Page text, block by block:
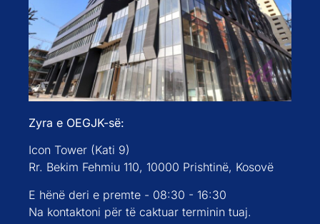
Zyra e OEGJK-së:
Icon Tower (Kati 9)
Rr. Bekim Fehmiu 110, 10000 Prishtinë, Kosovë
E hënë deri e premte - 08:30 - 16:30
Na kontaktoni për të caktuar terminin tuaj.